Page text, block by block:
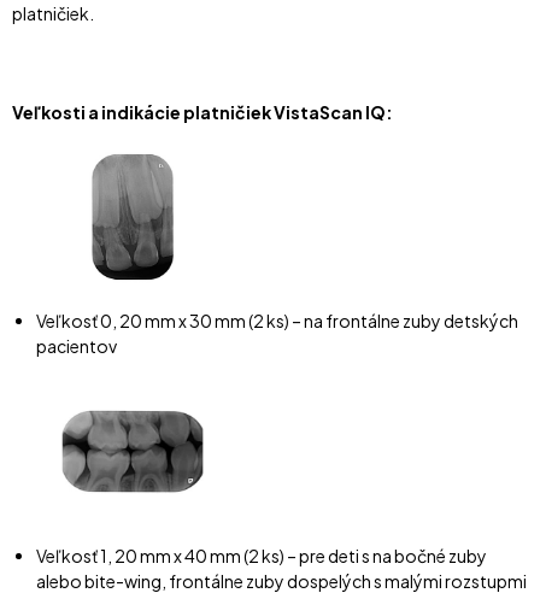
platničiek.
Veľkosti a indikácie platničiek VistaScan IQ:
Veľkosť 0, 20 mm x 30 mm (2 ks) – na frontálne zuby detských
pacientov
Veľkosť 1, 20 mm x 40 mm (2 ks) – pre deti s na bočné zuby
alebo bite-wing, frontálne zuby dospelých s malými rozstupmi